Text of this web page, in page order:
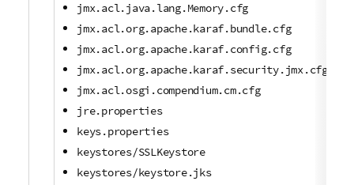
jmx.acl.java.lang.Memory.cfg
jmx.acl.org.apache.karaf.bundle.cfg
jmx.acl.org.apache.karaf.config.cfg
jmx.acl.org.apache.karaf.security.jmx.cfg
jmx.acl.osgi.compendium.cm.cfg
jre.properties
keys.properties
keystores/SSLKeystore
keystores/keystore.jks